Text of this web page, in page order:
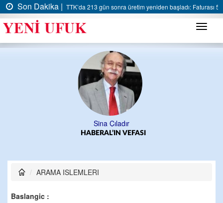
Son Dakika | TTK’da 213 gün sonra üretim yeniden başladı: Faturası 5
Menü
Sina Çıladır
HABERAL’IN VEFASI
ARAMA ISLEMLERI
Baslangic :